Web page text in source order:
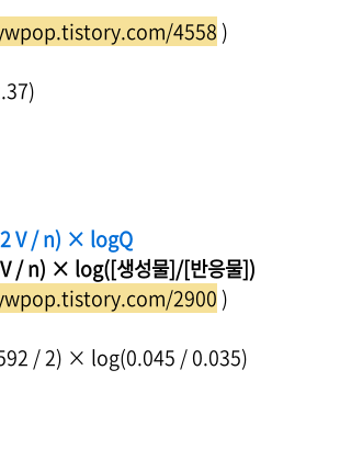
4558 )
V / n) × logQ
/ n) × log([생성물]/[반응물])
2900 )
/ 2) × log(0.045 / 0.035)